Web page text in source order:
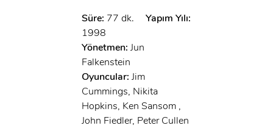
Süre: 77 dk.
Yapım Yılı:
1998
Yönetmen: Jun
Falkenstein
Oyuncular: Jim
Cummings, Nikita
Hopkins, Ken Sansom ,
John Fiedler, Peter Cullen